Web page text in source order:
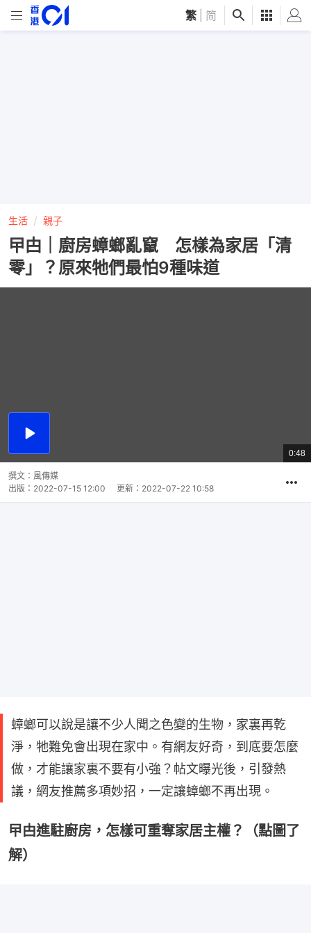
繁 简
生活 親子
曱甴｜廚房蟑螂亂竄 怎樣為家居「清
零」？原來牠們最怕9種味道
播
總
共
0:48
撰文： 風傳媒
出版： 2022-07-15 12:00 更新： 2022-07-22 10:58
蟑螂可以說是讓不少人聞之色變的生物，家裏再乾
淨，牠難免會出現在家中。有網友好奇，到底要怎麼
做，才能讓家裏不要有小強？帖文曝光後，引發熱
議，網友推薦多項妙招，一定讓蟑螂不再出現。
曱甴進駐廚房，怎樣可重奪家居主權？（點圖了
解）